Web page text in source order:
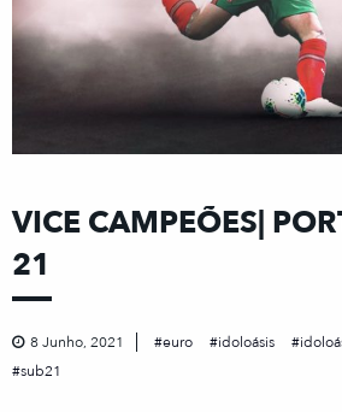
VICE CAMPEÕES|
21
8 Junho, 2021 euro idoloásis
sub21